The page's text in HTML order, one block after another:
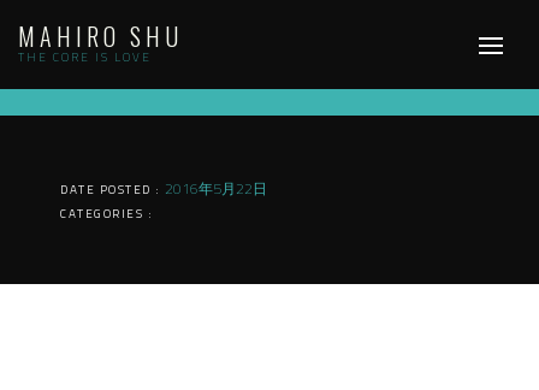
content
MAHIRO SHU
THE CORE IS LOVE
DATE POSTED : 2016年5月22日
CATEGORIES :